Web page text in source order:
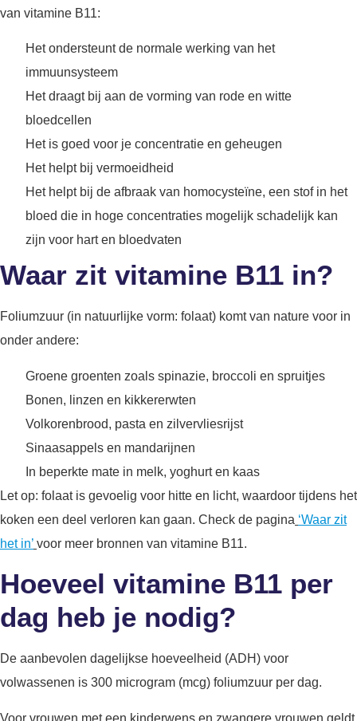
van vitamine B11:
Het ondersteunt de normale werking van het
immuunsysteem
Het draagt bij aan de vorming van rode en witte
bloedcellen
Het is goed voor je concentratie en geheugen
Het helpt bij vermoeidheid
Het helpt bij de afbraak van homocysteïne, een stof in het
bloed die in hoge concentraties mogelijk schadelijk kan
zijn voor hart en bloedvaten
Waar zit vitamine B11 in?
Foliumzuur (in natuurlijke vorm: folaat) komt van nature voor in
onder andere:
Groene groenten zoals spinazie, broccoli en spruitjes
Bonen, linzen en kikkererwten
Volkorenbrood, pasta en zilvervliesrijst
Sinaasappels en mandarijnen
In beperkte mate in melk, yoghurt en kaas
Let op: folaat is gevoelig voor hitte en licht, waardoor tijdens het
koken een deel verloren kan gaan. Check de pagina ‘Waar zit
het in’ voor meer bronnen van vitamine B11.
Hoeveel vitamine B11 per
dag heb je nodig?
De aanbevolen dagelijkse hoeveelheid (ADH) voor
volwassenen is 300 microgram (mcg) foliumzuur per dag.
Voor vrouwen met een kinderwens en zwangere vrouwen geldt